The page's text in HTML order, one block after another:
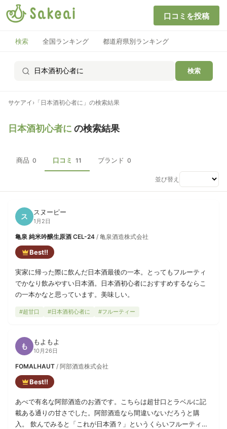
口コミを投稿
検索 全国ランキング 都道府県別ランキング
検索
サケアイ › 「日本酒初心者に」の検索結果
日本酒初心者に の検索結果
商品 0 口コミ 11 ブランド 0
並び替え
ス スヌーピー
1月2日
亀泉 純米吟醸生原酒 CEL-24 / 亀泉酒造株式会社
Best!!
実家に帰った際に飲んだ日本酒最後の一本。とってもフルーティ
でかなり飲みやすい日本酒。日本酒初心者におすすめするならこ
の一本かなと思っています。美味しい。
#超甘口 #日本酒初心者に #フルーティー
も もよもよ
10月26日
FOMALHAUT / 阿部酒造株式会社
Best!!
あべで有名な阿部酒造のお酒です。こちらは超甘口とラベルに記
載ある通りの甘さでした。阿部酒造なら間違いないだろうと購
入。 飲んでみると「これが日本酒？」というくらいフルーティー